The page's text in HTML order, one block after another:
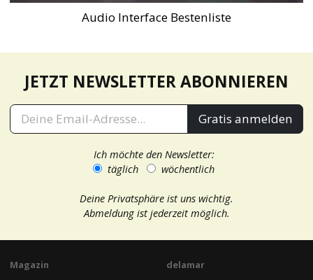
Audio Interface Bestenliste
JETZT NEWSLETTER ABONNIEREN
Gratis anmelden
Ich möchte den Newsletter:
täglich
wöchentlich
Deine Privatsphäre ist uns wichtig.
Abmeldung ist jederzeit möglich.
Magazin
delamar